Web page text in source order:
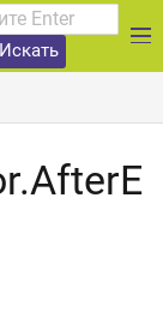
Искать